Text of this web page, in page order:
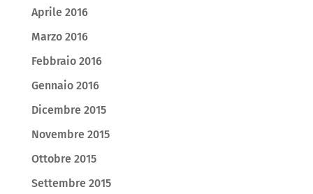
Aprile 2016
Marzo 2016
Febbraio 2016
Gennaio 2016
Dicembre 2015
Novembre 2015
Ottobre 2015
Settembre 2015